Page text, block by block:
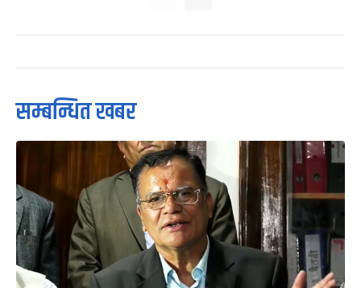
सम्बन्धित खबर